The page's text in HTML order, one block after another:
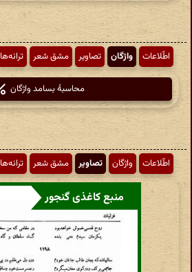
اطّلاعات واژگان تصاویر مشق شعر ترانه‌ها
محاسبهٔ بسامد واژگان
اطّلاعات واژگان تصاویر مشق شعر ترانه‌ها
منبع کاغذی گنجور